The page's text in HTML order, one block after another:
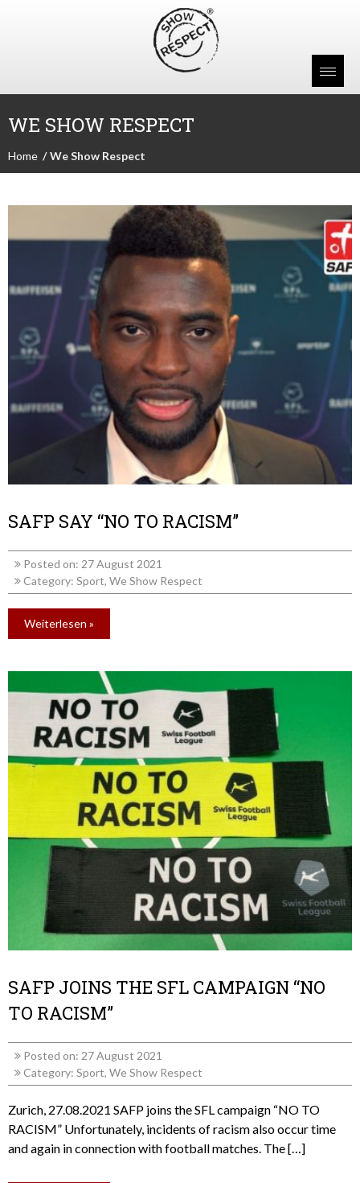
WE SHOW RESPECT
Home We Show Respect
SAFP SAY “NO TO RACISM”
Posted on: 27 August 2021
Category: Sport, We Show Respect
Weiterlesen »
SAFP JOINS THE SFL CAMPAIGN “NO
TO RACISM”
Posted on: 27 August 2021
Category: Sport, We Show Respect
Zurich, 27.08.2021 SAFP joins the SFL campaign “NO TO
RACISM” Unfortunately, incidents of racism also occur time
and again in connection with football matches. The […]